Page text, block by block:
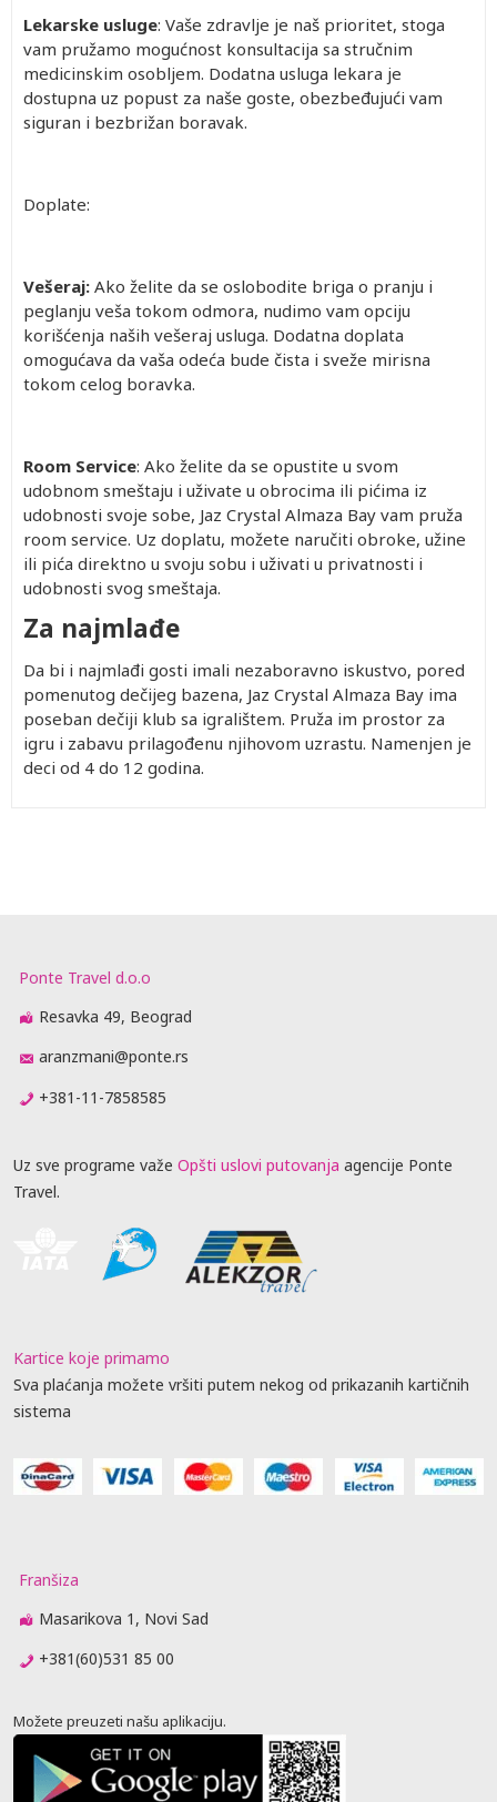
Lekarske usluge: Vaše zdravlje je naš prioritet, stoga
vam pružamo mogućnost konsultacija sa stručnim
medicinskim osobljem. Dodatna usluga lekara je
dostupna uz popust za naše goste, obezbeđujući vam
siguran i bezbrižan boravak.
Doplate:
Vešeraj: Ako želite da se oslobodite briga o pranju i
peglanju veša tokom odmora, nudimo vam opciju
korišćenja naših vešeraj usluga. Dodatna doplata
omogućava da vaša odeća bude čista i sveže mirisna
tokom celog boravka.
Room Service: Ako želite da se opustite u svom
udobnom smeštaju i uživate u obrocima ili pićima iz
udobnosti svoje sobe, Jaz Crystal Almaza Bay vam pruža
room service. Uz doplatu, možete naručiti obroke, užine
ili pića direktno u svoju sobu i uživati u privatnosti i
udobnosti svog smeštaja.
Za najmlađe
Da bi i najmlađi gosti imali nezaboravno iskustvo, pored
pomenutog dečijeg bazena, Jaz Crystal Almaza Bay ima
poseban dečiji klub sa igralištem. Pruža im prostor za
igru i zabavu prilagođenu njihovom uzrastu. Namenjen je
deci od 4 do 12 godina.
Ponte Travel d.o.o
Resavka 49, Beograd
aranzmani@ponte.rs
+381-11-7858585
Uz sve programe važe Opšti uslovi putovanja agencije Ponte
Travel.
Kartice koje primamo
Sva plaćanja možete vršiti putem nekog od prikazanih kartičnih
sistema
Franšiza
Masarikova 1, Novi Sad
+381(60)531 85 00
Možete preuzeti našu aplikaciju.